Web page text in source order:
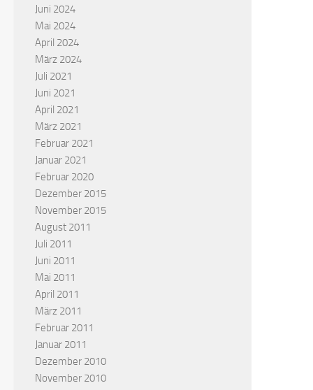
Juni 2024
Mai 2024
April 2024
März 2024
Juli 2021
Juni 2021
April 2021
März 2021
Februar 2021
Januar 2021
Februar 2020
Dezember 2015
November 2015
August 2011
Juli 2011
Juni 2011
Mai 2011
April 2011
März 2011
Februar 2011
Januar 2011
Dezember 2010
November 2010